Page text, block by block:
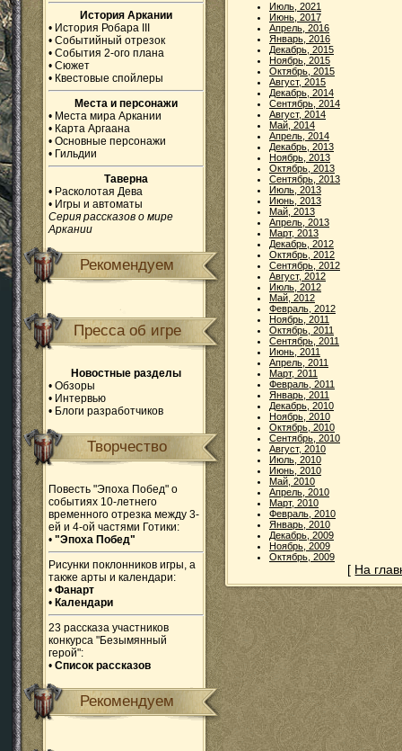
История Аркании
• История Робара III
• Событийный отрезок
• События 2-ого плана
• Сюжет
• Квестовые спойлеры
Места и персонажи
• Места мира Аркании
• Карта Аргаана
• Основные персонажи
• Гильдии
Таверна
• Расколотая Дева
• Игры и автоматы
Серия рассказов о мире
Аркании
Рекомендуем
Пресса об игре
Новостные разделы
• Обзоры
• Интервью
• Блоги разработчиков
Творчество
Повесть "Эпоха Побед" о
событиях 10-летнего
временного отрезка между 3-
ей и 4-ой частями Готики:
• "Эпоха Побед"
Рисунки поклонников игры, а
также арты и календари:
• Фанарт
• Календари
23 рассказа участников
конкурса "Безымянный
герой":
• Список рассказов
Рекомендуем
Июль, 2021
Июнь, 2017
Апрель, 2016
Январь, 2016
Декабрь, 2015
Ноябрь, 2015
Октябрь, 2015
Август, 2015
Декабрь, 2014
Сентябрь, 2014
Август, 2014
Май, 2014
Апрель, 2014
Декабрь, 2013
Ноябрь, 2013
Октябрь, 2013
Сентябрь, 2013
Июль, 2013
Июнь, 2013
Май, 2013
Апрель, 2013
Март, 2013
Декабрь, 2012
Октябрь, 2012
Сентябрь, 2012
Август, 2012
Июль, 2012
Май, 2012
Февраль, 2012
Ноябрь, 2011
Октябрь, 2011
Сентябрь, 2011
Июнь, 2011
Апрель, 2011
Март, 2011
Февраль, 2011
Январь, 2011
Декабрь, 2010
Ноябрь, 2010
Октябрь, 2010
Сентябрь, 2010
Август, 2010
Июль, 2010
Июнь, 2010
Май, 2010
Апрель, 2010
Март, 2010
Февраль, 2010
Январь, 2010
Декабрь, 2009
Ноябрь, 2009
Октябрь, 2009
[ На